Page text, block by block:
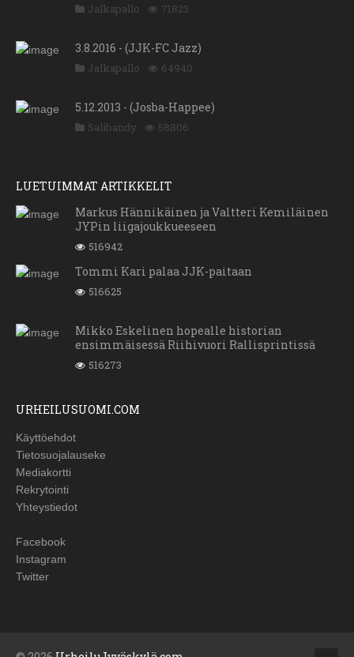
Jalkapallo 71823
3.8.2016 - (JJK-FC Jazz)
Jalkapallo 64940
5.12.2013 - (Josba-Happee)
Salibandy 58806
LUETUIMMAT ARTIKKELIT
Markus Hännikäinen ja Valtteri Kemiläinen
JYPin liigajoukkueeseen
516942
Tommi Kari palaa JJK-paitaan
516625
Mikko Eskelinen hopealle historian
ensimmäisessä Riihivuori Rallisprintissä
516273
URHEILUSUOMI.COM
Käyttöehdot
Tietosuojalauseke
Mediakortti
Rekrytointi
Yhteystiedot
Facebook
Instagram
Twitter